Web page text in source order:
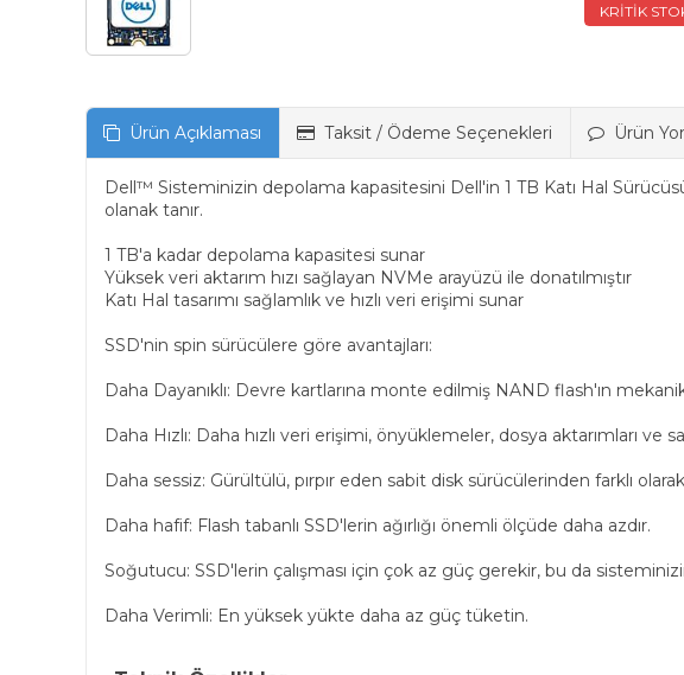
Ürün Açıklaması Taksit / Ödeme Seçenekleri Ürün
Dell™ Sisteminizin depolama kapasitesini Dell'in 1 TB Katı Hal
olanak tanır.
1 TB'a kadar depolama kapasitesi sunar
Yüksek veri aktarım hızı sağlayan NVMe arayüzü ile donatılmıştır
Katı Hal tasarımı sağlamlık ve hızlı veri erişimi sunar
SSD'nin spin sürücülere göre avantajları:
Daha Dayanıklı: Devre kartlarına monte edilmiş NAND flash'ın
Daha Hızlı: Daha hızlı veri erişimi, önyüklemeler, dosya aktarımları
Daha sessiz: Gürültülü, pırpır eden sabit disk sürücülerinden farklı
Daha hafif: Flash tabanlı SSD'lerin ağırlığı önemli ölçüde daha azdır.
Soğutucu: SSD'lerin çalışması için çok az güç gerekir, bu da sisteminizin
Daha Verimli: En yüksek yükte daha az güç tüketin.